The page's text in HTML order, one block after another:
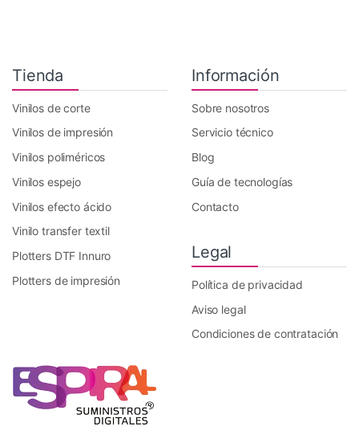
Tienda
Vinilos de corte
Vinilos de impresión
Vinilos poliméricos
Vinilos espejo
Vinilos efecto ácido
Vinilo transfer textil
Plotters DTF Innuro
Plotters de impresión
Información
Sobre nosotros
Servicio técnico
Blog
Guía de tecnologías
Contacto
Legal
Política de privacidad
Aviso legal
Condiciones de contratación